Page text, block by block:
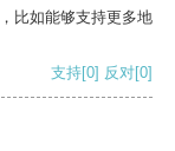
比如能够支持更多地
支持[0] 反对[0]